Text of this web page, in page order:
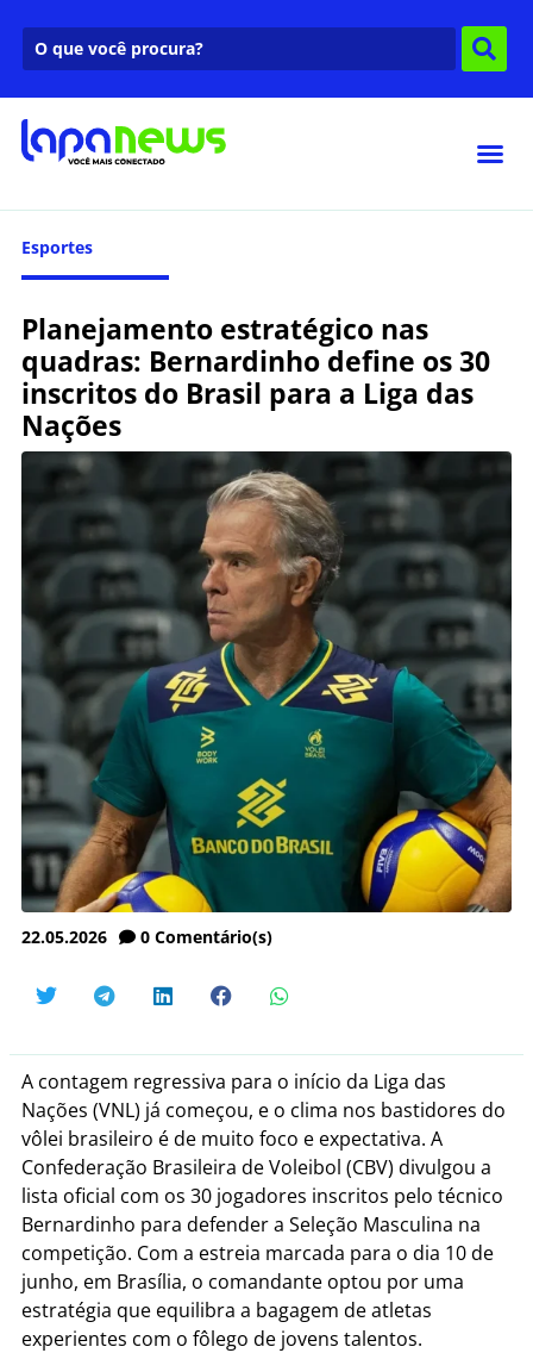
Esportes
Planejamento estratégico nas
quadras: Bernardinho define os 30
inscritos do Brasil para a Liga das
Nações
22.05.2026 0 Comentário(s)
A contagem regressiva para o início da Liga das
Nações (VNL) já começou, e o clima nos bastidores do
vôlei brasileiro é de muito foco e expectativa. A
Confederação Brasileira de Voleibol (CBV) divulgou a
lista oficial com os 30 jogadores inscritos pelo técnico
Bernardinho para defender a Seleção Masculina na
competição. Com a estreia marcada para o dia 10 de
junho, em Brasília, o comandante optou por uma
estratégia que equilibra a bagagem de atletas
experientes com o fôlego de jovens talentos.